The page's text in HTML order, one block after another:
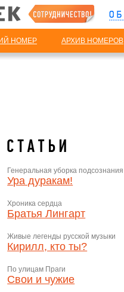
НОМЕР АРХИВ НОМЕРОВ
Генеральная уборка подсознания
Ура дуракам!
Хроника сердца
Братья Лингарт
Живые легенды русской музыки
Кирилл, кто ты?
По улицам Праги
Свои и чужие